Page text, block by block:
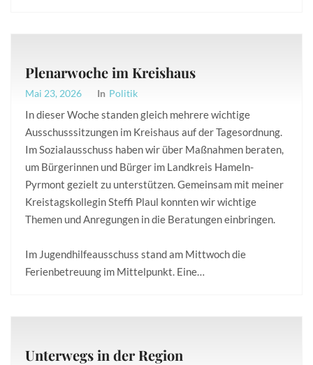
Plenarwoche im Kreishaus
Mai 23, 2026 In Politik
In dieser Woche standen gleich mehrere wichtige
Ausschusssitzungen im Kreishaus auf der Tagesordnung.
Im Sozialausschuss haben wir über Maßnahmen beraten,
um Bürgerinnen und Bürger im Landkreis Hameln-
Pyrmont gezielt zu unterstützen. Gemeinsam mit meiner
Kreistagskollegin Steffi Plaul konnten wir wichtige
Themen und Anregungen in die Beratungen einbringen.
Im Jugendhilfeausschuss stand am Mittwoch die
Ferienbetreuung im Mittelpunkt. Eine…
Unterwegs in der Region